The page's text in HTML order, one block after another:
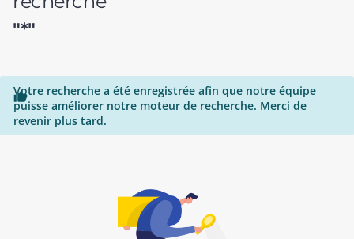
"*"

Votre recherche a été enregistrée afin que notre équipe
puisse améliorer notre moteur de recherche. Merci de
revenir plus tard.